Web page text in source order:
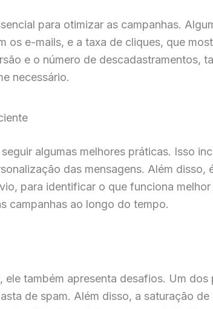
para otimizar as campanhas.
os e-mails, e a taxa de cliques, que
e o número de descadastramentos,
necessário.
algumas melhores práticas. Isso
das mensagens. Além disso,
para identificar o que funciona
campanhas ao longo do tempo.
também apresenta desafios. Um
de spam. Além disso, a saturação